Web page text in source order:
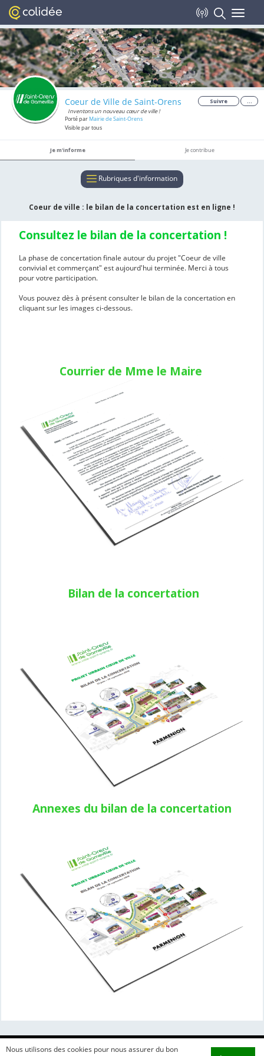
Toggle
Coeur de Ville de Saint-Orens
Inventons un nouveau cœur de ville !
Porté par Mairie de Saint-Orens
Visible par tous
Suivre ...
Je m'informe Je contribue
Rubriques d'information
Coeur de ville : le bilan de la concertation est en ligne !
Consultez le bilan de la concertation !
La phase de concertation finale autour du projet "Coeur de ville
convivial et commerçant" est aujourd'hui terminée. Merci à tous
pour votre participation.
Vous pouvez dès à présent consulter le bilan de la concertation en
cliquant sur les images ci-dessous.
Courrier de Mme le Maire
Bilan de la concertation
Annexes du bilan de la concertation
Nous utilisons des cookies pour nous assurer du bon
Colidée
Ethics Group
Gratuit - Google Play
Voir